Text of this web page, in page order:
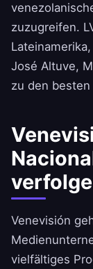
zuzugreifen.
José Altuve,
zu den
Venevisión
vielfältiges